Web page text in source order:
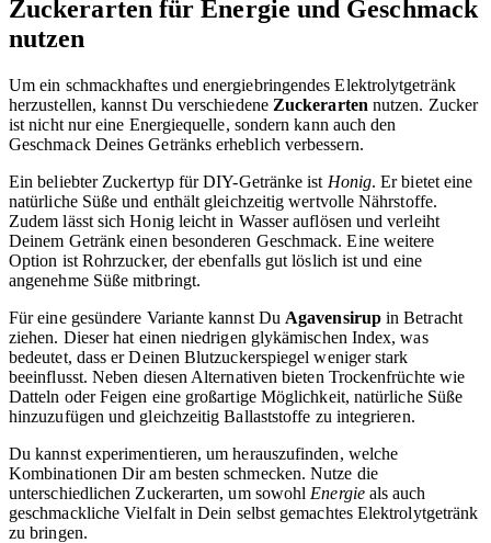
Zuckerarten für Energie und Geschmack
nutzen
Um ein schmackhaftes und energiebringendes Elektrolytgetränk
herzustellen, kannst Du verschiedene Zuckerarten nutzen. Zucker
ist nicht nur eine Energiequelle, sondern kann auch den
Geschmack Deines Getränks erheblich verbessern.
Ein beliebter Zuckertyp für DIY-Getränke ist Honig. Er bietet eine
natürliche Süße und enthält gleichzeitig wertvolle Nährstoffe.
Zudem lässt sich Honig leicht in Wasser auflösen und verleiht
Deinem Getränk einen besonderen Geschmack. Eine weitere
Option ist Rohrzucker, der ebenfalls gut löslich ist und eine
angenehme Süße mitbringt.
Für eine gesündere Variante kannst Du Agavensirupin Betracht
ziehen. Dieser hat einen niedrigen glykämischen Index, was
bedeutet, dass er Deinen Blutzuckerspiegel weniger stark
beeinflusst. Neben diesen Alternativen bieten Trockenfrüchte wie
Datteln oder Feigen eine großartige Möglichkeit, natürliche Süße
hinzuzufügen und gleichzeitig Ballaststoffe zu integrieren.
Du kannst experimentieren, um herauszufinden, welche
Kombinationen Dir am besten schmecken. Nutze die
unterschiedlichen Zuckerarten, um sowohl Energieals auch
geschmackliche Vielfalt in Dein selbst gemachtes Elektrolytgetränk
zu bringen.